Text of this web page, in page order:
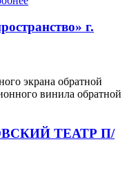
г.
экрана обратной
винила обратной
ТЕАТР П/